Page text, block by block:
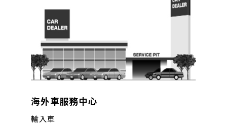
海外車服務中心
輸入車